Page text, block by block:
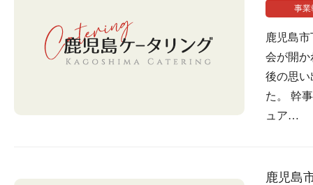
事業
鹿児島
会が開か
後の思い
た。 幹
ュア…
鹿児島